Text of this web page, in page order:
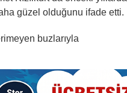
güzel olduğunu ifade etti.
buzlarıyla